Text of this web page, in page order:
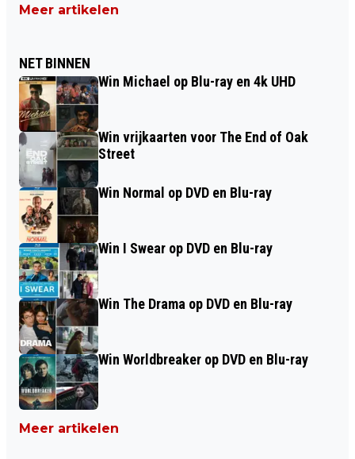
Meer artikelen
NET BINNEN
Win Michael op Blu-ray en 4k UHD
Win vrijkaarten voor The End of Oak
Street
Win Normal op DVD en Blu-ray
Win I Swear op DVD en Blu-ray
Win The Drama op DVD en Blu-ray
Win Worldbreaker op DVD en Blu-ray
Meer artikelen